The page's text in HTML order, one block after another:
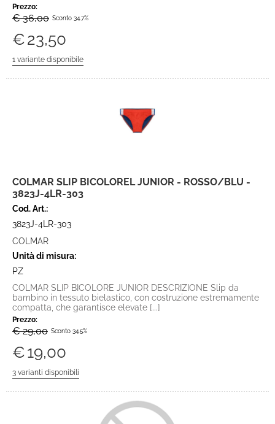
Prezzo:
€ 36,00 Sconto 34.7%
€23,50
COLMAR SLIP BICOLOREL JUNIOR - ROSSO/BLU -
3823J-4LR-303
Cod. Art.:
3823J-4LR-303
COLMAR
Unità di misura:
PZ
COLMAR SLIP BICOLORE JUNIOR DESCRIZIONE Slip da
bambino in tessuto bielastico, con costruzione estremamente
compatta, che garantisce elevate [...]
Prezzo:
€ 29,00 Sconto 34.5%
€19,00